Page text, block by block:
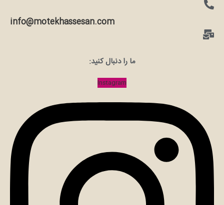
info@motekhassesan.com
ما را دنبال کنید:
Instagram